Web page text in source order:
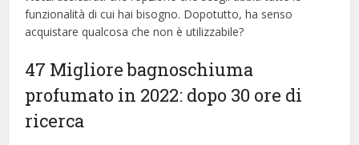
funzionalità di cui hai bisogno. Dopotutto, ha senso
acquistare qualcosa che non è utilizzabile?
47 Migliore bagnoschiuma
profumato in 2022: dopo 30 ore di
ricerca